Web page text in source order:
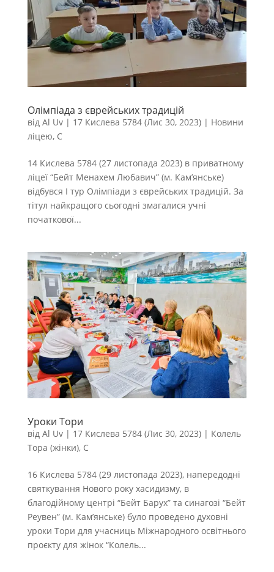
Олімпіада з єврейських традицій
від Al Uv| 17 Кислева 5784 (Лис 30, 2023)| Новини
ліцею, С
14 Кислева 5784 (27 листопада 2023) в приватному
ліцеї “Бейт Менахем Любавич” (м. Кам’янське)
відбувся I тур Олімпіади з єврейських традицій. За
тітул найкращого сьогодні змагалися учні
початкової...
Уроки Тори
від Al Uv| 17 Кислева 5784 (Лис 30, 2023)| Колель
Тора (жінки), С
16 Кислева 5784 (29 листопада 2023), напередодні
святкування Нового року хасидизму, в
благодійному центрі “Бейт Барух” та синагозі “Бейт
Реувен” (м. Кам’янське) було проведено духовні
уроки Тори для учасниць Міжнародного освітнього
проєкту для жінок “Колель...